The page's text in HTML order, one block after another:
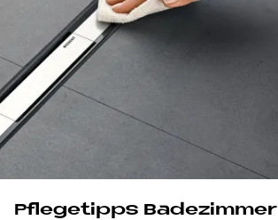
Pflegetipps Badezimmer